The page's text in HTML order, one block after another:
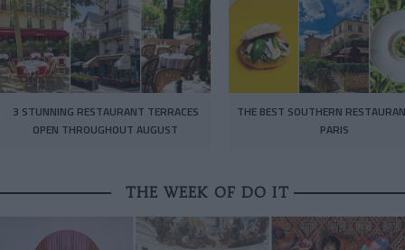
3 STUNNING RESTAURANT TERRACES
OPEN THROUGHOUT AUGUST
THE BEST SOUTHERN
PARIS
THE WEEK OF DO IT